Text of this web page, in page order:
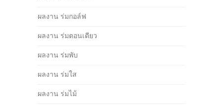
ผลงาน ร่มกอล์ฟ
ผลงาน ร่มตอนเดียว
ผลงาน ร่มพับ
ผลงาน ร่มใส
ผลงาน ร่มไม้